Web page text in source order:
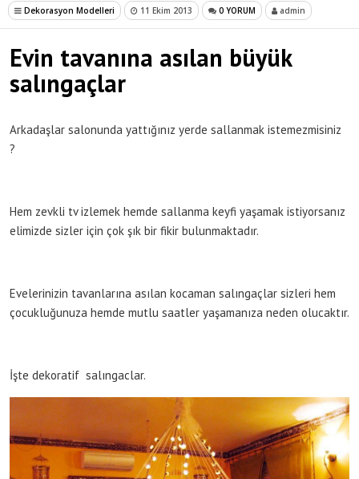
Dekorasyon Modelleri 11 Ekim 2013 0 YORUM admin
Evin tavanına asılan büyük
salıngaçlar
Arkadaşlar salonunda yattığınız yerde sallanmak istemezmisiniz
?
Hem zevkli tv izlemek hemde sallanma keyfi yaşamak istiyorsanız
elimizde sizler için çok şık bir fikir bulunmaktadır.
Evelerinizin tavanlarına asılan kocaman salıngaçlar sizleri hem
çocukluğunuza hemde mutlu saatler yaşamanıza neden olucaktır.
İşte dekoratif salıngaclar.